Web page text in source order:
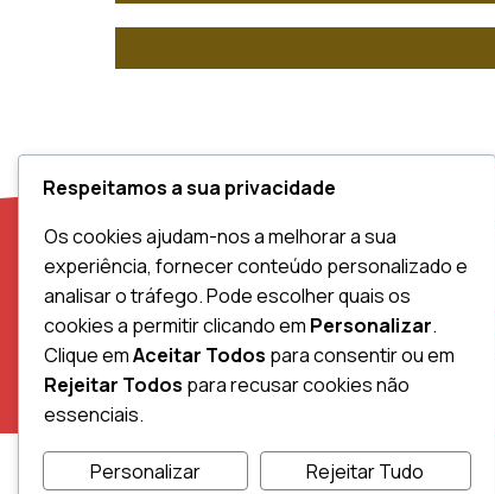
Respeitamos a sua privacidade
Os cookies ajudam-nos a melhorar a sua
experiência, fornecer conteúdo personalizado e
analisar o tráfego. Pode escolher quais os
cookies a permitir clicando em Personalizar.
Clique emAceitar Todos para consentir ou em
Rejeitar Todos para recusar cookies não
essenciais.
Personalizar Rejeitar Tudo